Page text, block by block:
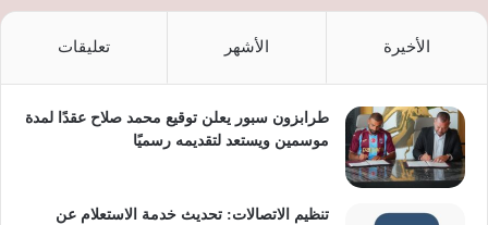
الأخيرة الأشهر تعليقات
طرابزون سبور يعلن توقيع محمد صلاح عقدًا لمدة
موسمين ويستعد لتقديمه رسميًا
تنظيم الاتصالات: تحديث خدمة الاستعلام عن